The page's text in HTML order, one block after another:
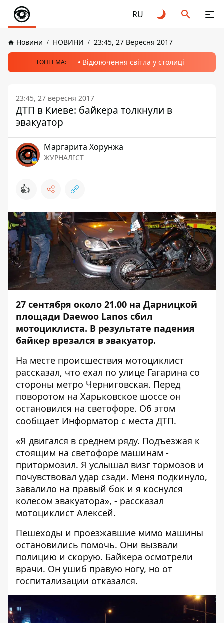
RU
Новини НОВИНИ 23:45, 27 Вересня 2017
ТОПТЕМА: Відключення світла у столиці
23:45, 27 вересня 2017
ДТП в Киеве: байкера толкнули в
эвакуатор
Маргарита Хорунжа
ЖУРНАЛІСТ
👍
27 сентября около 21.00 на Дарницкой
площади Daewoo Lanos сбил
мотоциклиста. В результате падения
байкер врезался в эвакуатор.
На месте происшествия мотоциклист
рассказал, что ехал по улице Гагарина со
стороны метро Черниговская. Перед
поворотом на Харьковское шоссе он
остановился на светофоре. Об этом
сообщает Информатор с места ДТП.
«Я двигался в среднем ряду. Подъезжая к
стоящим на светофоре машинам -
притормозил. Я услышал визг тормозов и
почувствовал удар сзади. Меня подкинуло,
завалило на правый бок и я коснулся
колесом эвакуатора», - рассказал
мотоциклист Алексей.
Пешеходы и проезжавшие мимо машины
остановились помочь. Они вызвали
полицию и скорую. Байкера осмотрели
врачи. Он ушиб правую ногу, но от
госпитализации отказался.